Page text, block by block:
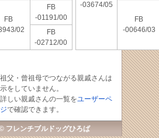
FB
02
FB
-01191/00
FB
-02712/00
-03674/05
FB
-00646/03
父・曾祖母でつながる親戚さんは
をしていません。
しい親戚さんの一覧をユーザーペ
で確認できます。
フレンチブルドッグひろば